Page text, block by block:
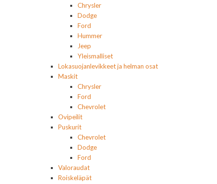
Chrysler
Dodge
Ford
Hummer
Jeep
Yleismalliset
Lokasuojanlevikkeet ja helman osat
Maskit
Chrysler
Ford
Chevrolet
Ovipeilit
Puskurit
Chevrolet
Dodge
Ford
Valoraudat
Roiskeläpät